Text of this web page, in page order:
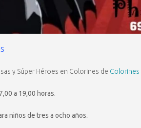
y Súper Héroes en Colorines de Colorines
a 19,00 horas.
niños de tres a ocho años.